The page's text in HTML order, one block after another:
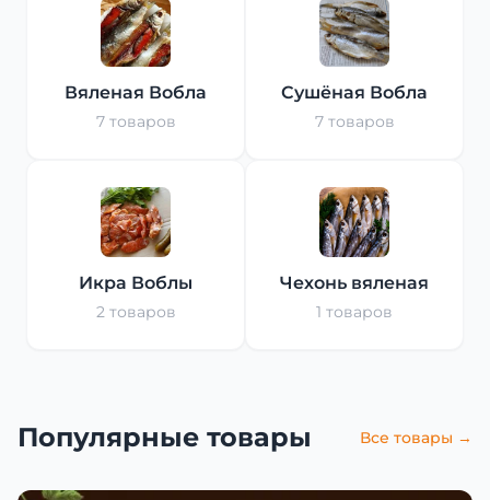
Вяленая Вобла
7 товаров
Сушёная Вобла
7 товаров
Икра Воблы
2 товаров
Чехонь вяленая
1 товаров
Популярные товары Все товары →